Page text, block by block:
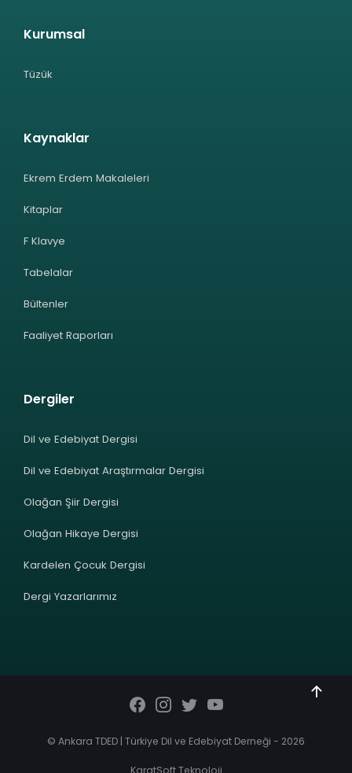
Kurumsal
Tüzük
Kaynaklar
Ekrem Erdem Makaleleri
Kitaplar
F Klavye
Tabelalar
Bültenler
Faaliyet Raporları
Dergiler
Dil ve Edebiyat Dergisi
Dil ve Edebiyat Araştırmalar Dergisi
Olağan Şiir Dergisi
Olağan Hikaye Dergisi
Kardelen Çocuk Dergisi
Dergi Yazarlarımız
© Ankara TDED | Türkiye Dil ve Edebiyat Derneği - 2026
KaratSoft Teknoloji